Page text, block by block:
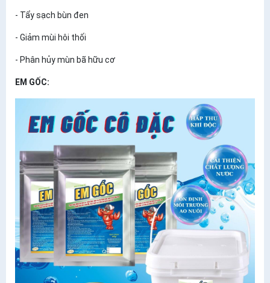
- Tẩy sạch bùn đen
- Giảm mùi hôi thối
- Phân hủy mùn bã hữu cơ
EM GỐC: